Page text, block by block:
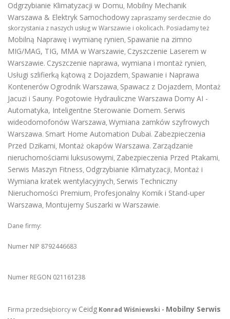
Odgrzybianie Klimatyzacji w Domu, Mobilny Mechanik
Warszawa & Elektryk Samochodowy zapraszamy serdecznie do
skorzystania z naszych usług w Warszawie i okolicach. Posiadamy też
Mobilną Naprawę i wymianę rynien, Spawanie na zimno
MIG/MAG, TIG, MMA w Warszawie, Czyszczenie Laserem w
Warszawie. Czyszczenie naprawa, wymiana i montaż rynien,
Usługi szlifierką kątową z Dojazdem, Spawanie i Naprawa
Kontenerów Ogrodnik Warszawa, Spawacz z Dojazdem, Montaż
Jacuzi i Sauny. Pogotowie Hydrauliczne Warszawa Domy AI -
Automatyka, Inteligentne Sterowanie Domem. Serwis
wideodomofonów Warszawa, Wymiana zamków szyfrowych
Warszawa. Smart Home Automation Dubai. Zabezpieczenia
Przed Dzikami, Montaż okapów Warszawa. Zarządzanie
nieruchomościami luksusowymi, Zabezpieczenia Przed Ptakami,
Serwis Maszyn Fitness, Odgrzybianie Klimatyzacji, Montaż i
Wymiana kratek wentylacyjnych, Serwis Techniczny
Nieruchomości Premium, Profesjonalny Komik i Stand-uper
Warszawa, Montujemy Suszarki w Warszawie.
Dane firmy:
Numer NIP 8792446683
Numer REGON 021161238
Firma przedsiębiorcy w Ceidg Konrad Wiśniewski - Mobilny Serwis